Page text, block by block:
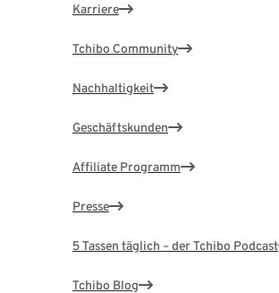
Karriere
Tchibo Community
Nachhaltigkeit
Geschäftskunden
Affiliate Programm
Presse
5 Tassen täglich – der Tchibo Podcast
Tchibo Blog